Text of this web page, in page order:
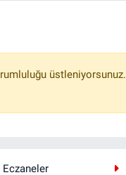
üstleniyorsunuz.
Eczaneler